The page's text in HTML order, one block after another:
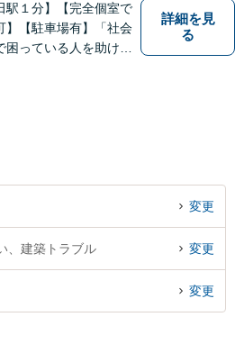
駅１分】【完全個室で
】【駐車場有】「社会
困っている人を助けた
詳細を見
る
変更
、建築トラブル 変更
変更